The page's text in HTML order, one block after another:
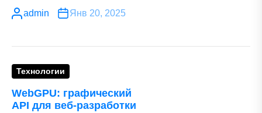
admin Янв 20, 2025
Технологии
WebGPU: графический
API для веб-разработки